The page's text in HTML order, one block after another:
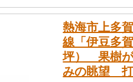
熱海市上多
線「伊豆多
坪） 果樹が
みの眺望 打